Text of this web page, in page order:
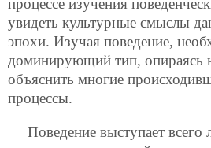
процессе изучения
увидеть культурные смыслы
эпохи. Изучая поведение,
доминирующий тип, опираясь
объяснить многие
процессы.
Поведение выступает